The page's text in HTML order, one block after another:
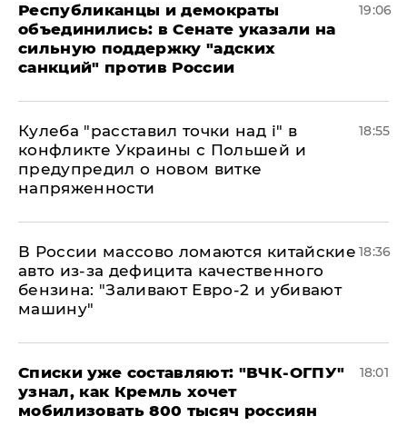
Республиканцы и демократы
объединились: в Сенате указали на
сильную поддержку "адских
санкций" против России
19:06
Кулеба "расставил точки над і" в
конфликте Украины с Польшей и
предупредил о новом витке
напряженности
18:55
В России массово ломаются китайские
авто из-за дефицита качественного
бензина: "Заливают Евро-2 и убивают
машину"
18:36
Списки уже составляют: "ВЧК-ОГПУ"
узнал, как Кремль хочет
мобилизовать 800 тысяч россиян
18:01